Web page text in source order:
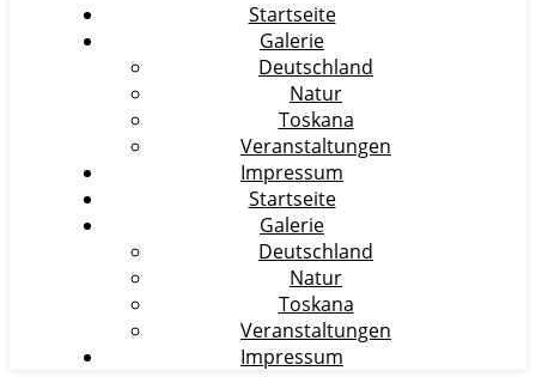
Startseite
Galerie
Deutschland
Natur
Toskana
Veranstaltungen
Impressum
Startseite
Galerie
Deutschland
Natur
Toskana
Veranstaltungen
Impressum